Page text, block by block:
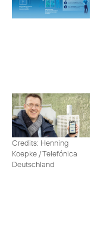
Credits: Henning
Koepke / Telefónica
Deutschland